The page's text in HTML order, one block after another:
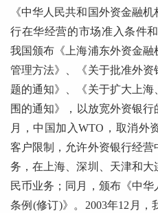
《中华人民共和国外资金融
行在华经营的市场准入条件和
我国颁布《上海浦东外资金
管理方法》、《关于批准外
题的通知》、《关于扩大上
围的通知》，以放宽外资银行
月，中国加入WTO，取消外
客户限制，允许外资银行经
务，在上海、深圳、天津和大
民币业务；同月，颁布《中
条例(修订)》。2003年12月